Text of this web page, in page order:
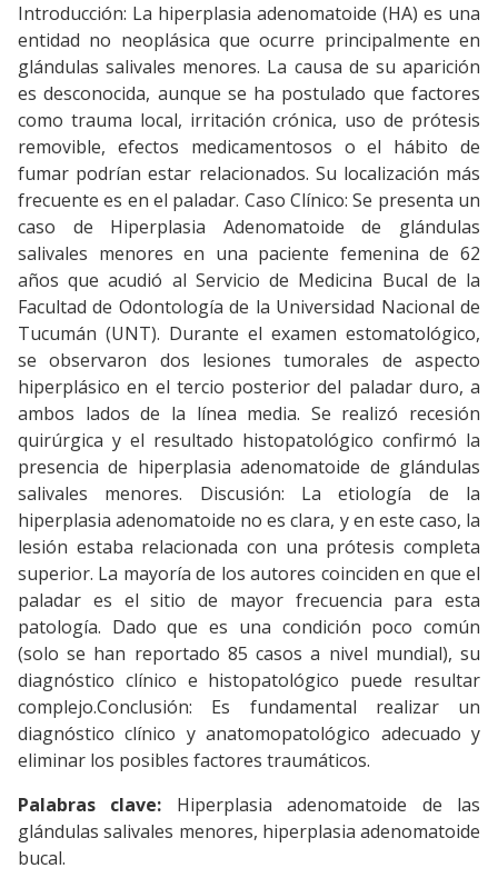
Introducción: La hiperplasia adenomatoide (HA) es una
entidad no neoplásica que ocurre principalmente en
glándulas salivales menores. La causa de su aparición
es desconocida, aunque se ha postulado que factores
como trauma local, irritación crónica, uso de prótesis
removible, efectos medicamentosos o el hábito de
fumar podrían estar relacionados. Su localización más
frecuente es en el paladar. Caso Clínico: Se presenta un
caso de Hiperplasia Adenomatoide de glándulas
salivales menores en una paciente femenina de 62
años que acudió al Servicio de Medicina Bucal de la
Facultad de Odontología de la Universidad Nacional de
Tucumán (UNT). Durante el examen estomatológico,
se observaron dos lesiones tumorales de aspecto
hiperplásico en el tercio posterior del paladar duro, a
ambos lados de la línea media. Se realizó recesión
quirúrgica y el resultado histopatológico confirmó la
presencia de hiperplasia adenomatoide de glándulas
salivales menores. Discusión: La etiología de la
hiperplasia adenomatoide no es clara, y en este caso, la
lesión estaba relacionada con una prótesis completa
superior. La mayoría de los autores coinciden en que el
paladar es el sitio de mayor frecuencia para esta
patología. Dado que es una condición poco común
(solo se han reportado 85 casos a nivel mundial), su
diagnóstico clínico e histopatológico puede resultar
complejo.Conclusión: Es fundamental realizar un
diagnóstico clínico y anatomopatológico adecuado y
eliminar los posibles factores traumáticos.
Palabras clave: Hiperplasia adenomatoide de las
glándulas salivales menores, hiperplasia adenomatoide
bucal.